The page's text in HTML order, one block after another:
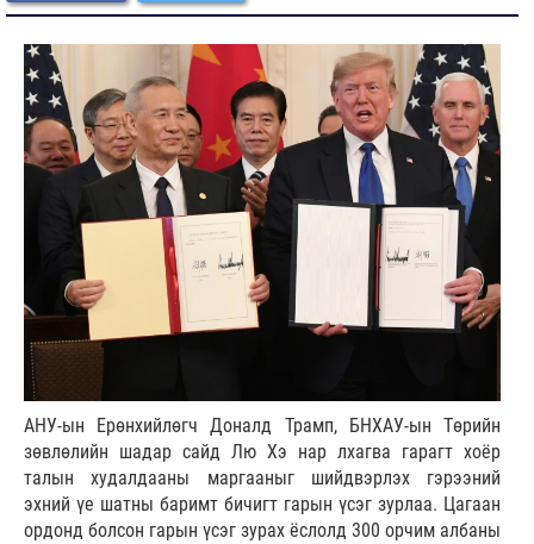
АНУ-ын Ерөнхийлөгч Доналд Трамп, БНХАУ-ын Төрийн
зөвлөлийн шадар сайд Лю Хэ нар лхагва гарагт хоёр
талын худалдааны маргааныг шийдвэрлэх гэрээний
эхний үе шатны баримт бичигт гарын үсэг зурлаа. Цагаан
ордонд болсон гарын үсэг зурах ёслолд 300 орчим албаны